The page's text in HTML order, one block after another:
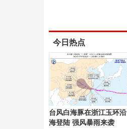
今日热点
台风白海豚在浙江玉环沿
海登陆 强风暴雨来袭